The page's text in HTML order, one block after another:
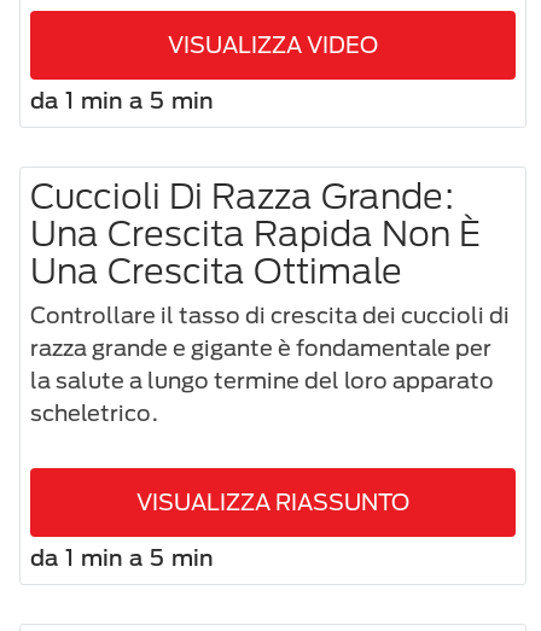
VISUALIZZA VIDEO
da 1 min a 5 min
Cuccioli Di Razza Grande:
Una Crescita Rapida Non È
Una Crescita Ottimale
Controllare il tasso di crescita dei cuccioli di
razza grande e gigante è fondamentale per
la salute a lungo termine del loro apparato
scheletrico.
VISUALIZZA RIASSUNTO
da 1 min a 5 min